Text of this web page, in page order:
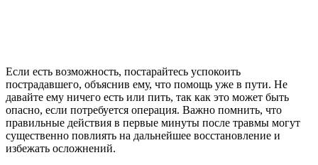
Если есть возможность, постарайтесь успокоить
пострадавшего, объяснив ему, что помощь уже в пути. Не
давайте ему ничего есть или пить, так как это может быть
опасно, если потребуется операция. Важно помнить, что
правильные действия в первые минуты после травмы могут
существенно повлиять на дальнейшее восстановление и
избежать осложнений.